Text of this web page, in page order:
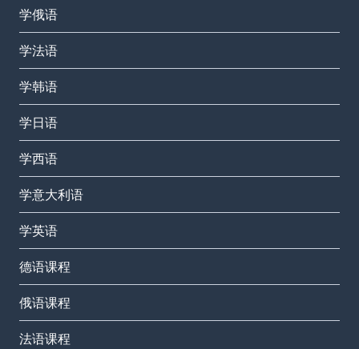
学俄语
学法语
学韩语
学日语
学西语
学意大利语
学英语
德语课程
俄语课程
法语课程